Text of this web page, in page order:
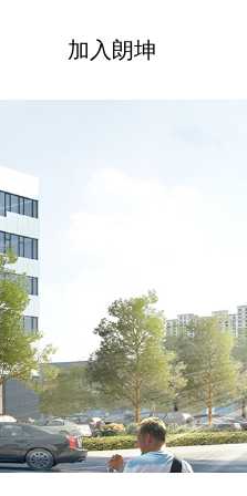
加入朗坤